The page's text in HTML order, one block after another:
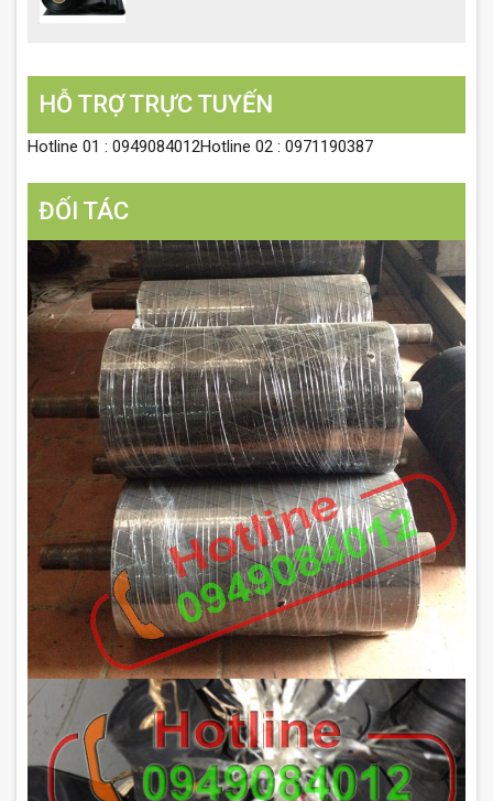
HỖ TRỢ TRỰC TUYẾN
Hotline 01 : 0949084012Hotline 02 : 0971190387
ĐỐI TÁC